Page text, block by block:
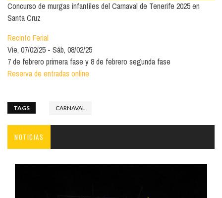
Concurso de murgas infantiles del Carnaval de Tenerife 2025 en
Santa Cruz
Recinto Ferial
Vie, 07/02/25
Sáb, 08/02/25
7 de febrero primera fase y 8 de febrero segunda fase
Reserva de entradas online
TAGS CARNAVAL
NOTICIAS